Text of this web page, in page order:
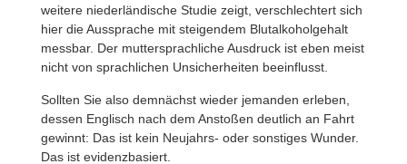
weitere nieder­län­di­sche Studie zeigt, verschlech­tert sich
hier die Aussprache mit stei­gendem Blut­al­ko­hol­ge­halt
messbar. Der mutter­sprach­liche Ausdruck ist eben meist
nicht von sprach­li­chen Unsi­cher­heiten beeinflusst.
Sollten Sie also demnächst wieder jemanden erleben,
dessen Englisch nach dem Anstoßen deut­lich an Fahrt
gewinnt: Das ist kein Neujahrs- oder sons­tiges Wunder.
Das ist evidenzbasiert.